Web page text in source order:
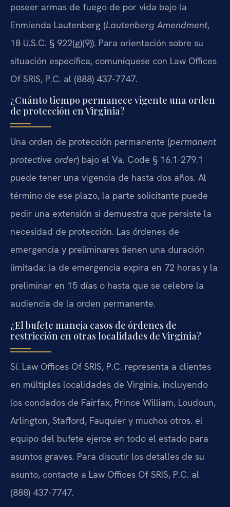
poseer armas de fuego de por vida bajo la
Enmienda Lautenberg (Lautenberg Amendment,
18 U.S.C. § 922(g)(9)). Para orientación sobre su
situación específica, comuníquese con Law Offices
Of SRIS, P.C. al (888) 437-7747.
¿Cuánto tiempo permanece vigente una orden
de protección en Virginia?
Una orden de protección permanente (permanent
protective order) bajo el Va. Code § 16.1-279.1
puede tener una vigencia de hasta dos años. Al
término de ese plazo, la parte solicitante puede
pedir una extensión si demuestra que persiste la
necesidad de protección. Las órdenes de
emergencia y preliminares tienen una duración
limitada: la de emergencia expira en 72 horas y la
preliminar en 15 días o hasta que se celebre la
audiencia de la orden permanente.
¿El bufete maneja casos de órdenes de
restricción en otras localidades de Virginia?
Sí. Law Offices Of SRIS, P.C. representa a clientes
en múltiples localidades de Virginia, incluyendo
los condados de Fairfax, Prince William, Loudoun,
Arlington, Stafford, Fauquier y muchos otros. el
equipo del bufete ejerce en todo el estado para
asuntos graves. Para discutir los detalles de su
asunto, contacte a Law Offices Of SRIS, P.C. al
(888) 437-7747.